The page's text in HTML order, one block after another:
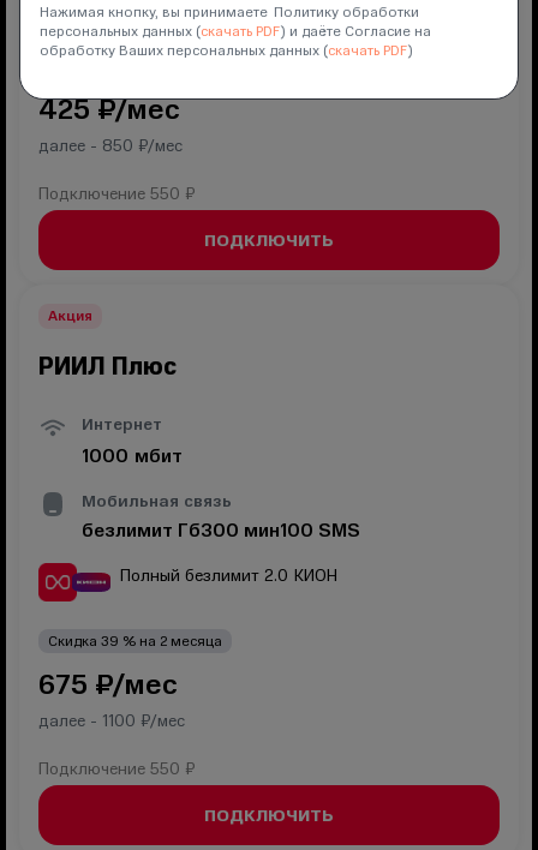
425₽/мес
далее - 850 ₽/мес
Подключение 550 ₽
ПОДКЛЮЧИТЬ
Акция
РИИЛ Плюс
Интернет
1000 мбит
Мобильная связь
безлимит Гб300 мин100 SMS
Полный безлимит 2.0 КИОН
Скидка 39 % на 2 месяца
675 ₽/мес
далее - 1100 ₽/мес
Подключение 550 ₽
ПОДКЛЮЧИТЬ
Нажимая кнопку, вы принимаете Политику обработки
персональных данных (скачать PDF) и даёте Согласие на
обработку Ваших персональных данных (скачать PDF)